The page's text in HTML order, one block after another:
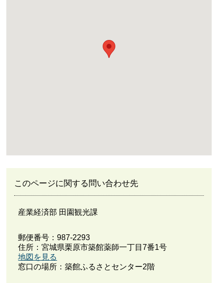
このページに関する問い合わせ先
産業経済部 田園観光課
郵便番号：987-2293
住所：宮城県栗原市築館薬師一丁目7番1号
地図を見る
窓口の場所：築館ふるさとセンター2階